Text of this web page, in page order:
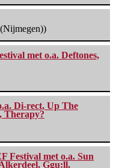
met o.a. Deftones,
Di-rect, Up The
Therapy?
Festival met o.a. Sun
Ggu:ll,